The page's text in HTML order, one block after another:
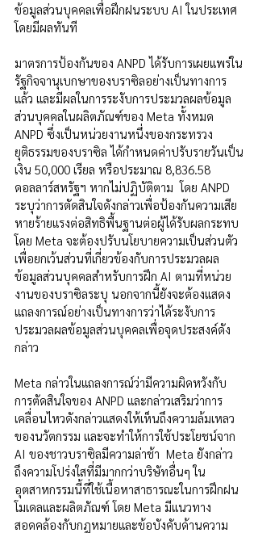
ข้อมูลส่วนบุคคลเพื่อฝึกฝนระบบ AI ในประเทศ
โดยมีผลทันที
มาตรการป้องกันของ ANPD ได้รับการเผยแพร่ใน
รัฐกิจจานุเบกษาของบราซิลอย่างเป็นทางการ
แล้ว และมีผลในการระงับการประมวลผลข้อมูล
ส่วนบุคคลในผลิตภัณฑ์ของ Meta ทั้งหมด
ANPD ซึ่งเป็นหน่วยงานหนึ่งของกระทรวง
ยุติธรรมของบราซิล ได้กำหนดค่าปรับรายวันเป็น
เงิน 50,000 เรียล หรือประมาณ 8,836.58
ดอลลาร์สหรัฐฯ หากไม่ปฏิบัติตาม  โดย ANPD
ระบุว่าการตัดสินใจดังกล่าวเพื่อป้องกันความเสีย
หายร้ายแรงต่อสิทธิพื้นฐานต่อผู้ได้รับผลกระทบ
โดย Meta จะต้องปรับนโยบายความเป็นส่วนตัว
เพื่อยกเว้นส่วนที่เกี่ยวข้องกับการประมวลผล
ข้อมูลส่วนบุคคลสำหรับการฝึก AI ตามที่หน่วย
งานของบราซิลระบุ นอกจากนี้ยังจะต้องแสดง
แถลงการณ์อย่างเป็นทางการว่าได้ระงับการ
ประมวลผลข้อมูลส่วนบุคคลเพื่อจุดประสงค์ดัง
กล่าว
Meta กล่าวในแถลงการณ์ว่ามีความผิดหวังกับ
การตัดสินใจของ ANPD และกล่าวเสริมว่าการ
เคลื่อนไหวดังกล่าวแสดงให้เห็นถึงความล้มเหลว
ของนวัตกรรม และจะทำให้การใช้ประโยชน์จาก
AI ของชาวบราซิลมีความล่าช้า  Meta ยังกล่าว
ถึงความโปร่งใสที่มีมากกว่าบริษัทอื่นๆ ใน
อุตสาหกรรมนี้ที่ใช้เนื้อหาสาธารณะในการฝึกฝน
โมเดลและผลิตภัณฑ์ โดย Meta มีแนวทาง
สอดคล้องกับกฎหมายและข้อบังคับด้านความ